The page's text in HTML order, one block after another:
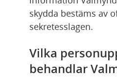
skydda bestäms av
sekretesslagen.
Vilka
behandlar